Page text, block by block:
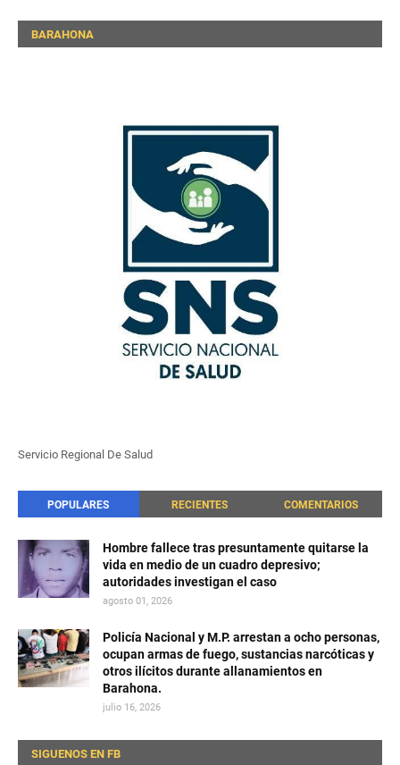
BARAHONA
Servicio Regional De Salud
POPULARES RECIENTES COMENTARIOS
Hombre fallece tras presuntamente quitarse la
vida en medio de un cuadro depresivo;
autoridades investigan el caso
agosto 01, 2026
Policía Nacional y M.P. arrestan a ocho personas,
ocupan armas de fuego, sustancias narcóticas y
otros ilícitos durante allanamientos en
Barahona.
julio 16, 2026
SIGUENOS EN FB